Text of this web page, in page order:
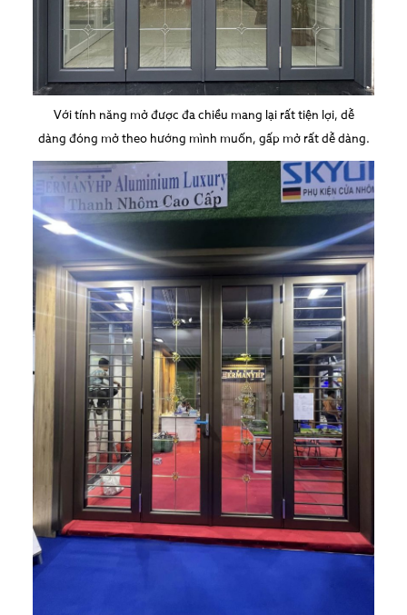
Với tính năng mở được đa chiều mang lại rất tiện lợi, dễ
dàng đóng mở theo hướng mình muốn, gấp mở rất dễ dàng.